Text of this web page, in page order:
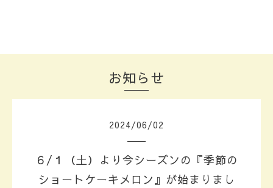
お知らせ
2024/06/02
６/１（土）より今シーズンの『季節の
ショートケーキメロン』が始まりまし